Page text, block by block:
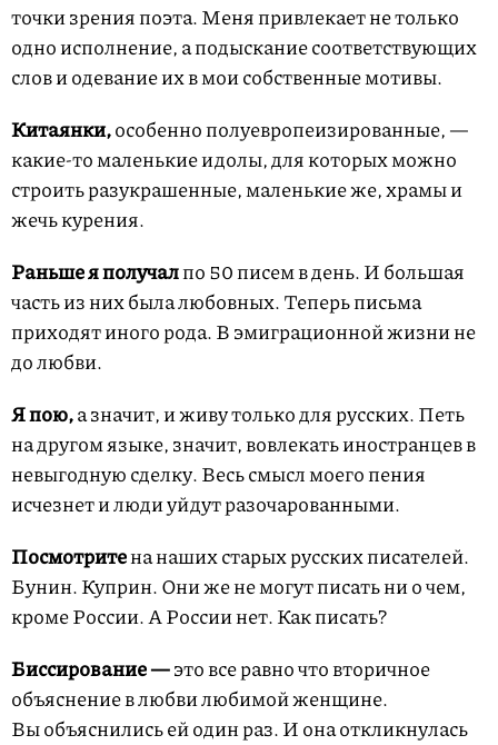
точки зрения поэта. Меня привлекает не только
одно исполнение, а подыскание соответствующих
слов и одевание их в мои собственные мотивы.
Китаянки,особенно полуевропеизированные, —
какие-то маленькие идолы, для которых можно
строить разукрашенные, маленькие же, храмы и
жечь курения.
Раньше я получалпо 50 писем в день. И большая
часть из них была любовных. Теперь письма
приходят иного рода. В эмиграционной жизни не
до любви.
Я пою,а значит, и живу только для русских. Петь
на другом языке, значит, вовлекать иностранцев в
невыгодную сделку. Весь смысл моего пения
исчезнет и люди уйдут разочарованными.
Посмотритена наших старых русских писателей.
Бунин. Куприн. Они же не могут писать ни о чем,
кроме России. А России нет. Как писать?
Биссирование —это все равно что вторичное
объяснение в любви любимой женщине.
Вы объяснились ей один раз. И она откликнулась